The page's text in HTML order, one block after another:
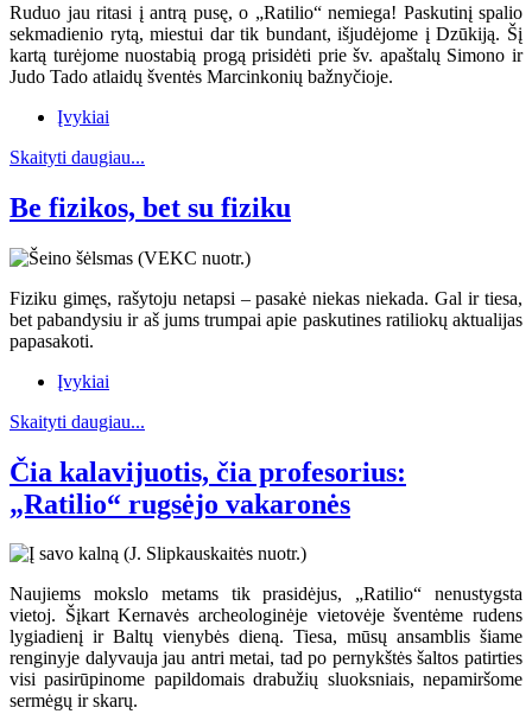
Ruduo jau ritasi į antrą pusę, o „Ratilio“ nemiega! Paskutinį spalio
sekmadienio rytą, miestui dar tik bundant, išjudėjome į Dzūkiją. Šį
kartą turėjome nuostabią progą prisidėti prie šv. apaštalų Simono ir
Judo Tado atlaidų šventės Marcinkonių bažnyčioje.
Įvykiai
Skaityti daugiau...
Be fizikos, bet su fiziku
Fiziku gimęs, rašytoju netapsi – pasakė niekas niekada. Gal ir tiesa,
bet pabandysiu ir aš jums trumpai apie paskutines ratiliokų aktualijas
papasakoti.
Įvykiai
Skaityti daugiau...
Čia kalavijuotis, čia profesorius:
„Ratilio“ rugsėjo vakaronės
Naujiems mokslo metams tik prasidėjus, „Ratilio“ nenustygsta
vietoj. Šįkart Kernavės archeologinėje vietovėje šventėme rudens
lygiadienį ir Baltų vienybės dieną. Tiesa, mūsų ansamblis šiame
renginyje dalyvauja jau antri metai, tad po pernykštės šaltos patirties
visi pasirūpinome papildomais drabužių sluoksniais, nepamiršome
sermėgų ir skarų.